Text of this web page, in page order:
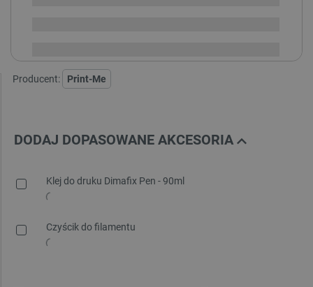
Producent: Print-Me
DODAJ DOPASOWANE AKCESORIA
Klej do druku Dimafix Pen - 90ml
Czyścik do filamentu